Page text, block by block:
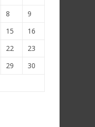
8
9
15
16
22
23
29
30